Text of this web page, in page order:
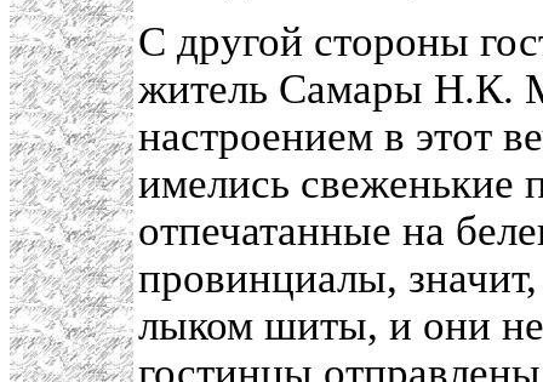
С другой стороны
житель Самары Н.К.
настроением в этот
имелись свеженькие
отпечатанные на
провинциалы,
лыком шиты, и они не